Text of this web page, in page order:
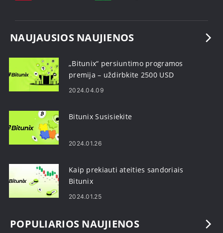
NAUJAUSIOS NAUJIENOS
„Bitunix“ persiuntimo programos
premija – uždirbkite 2500 USD
2024.04.09
Bitunix Susisiekite
2024.01.26
Kaip prekiauti ateities sandoriais
Bitunix
2024.01.25
POPULIARIOS NAUJIENOS